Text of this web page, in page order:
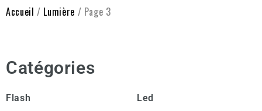
Accueil / Lumière / Page 3
Catégories
Flash
Led